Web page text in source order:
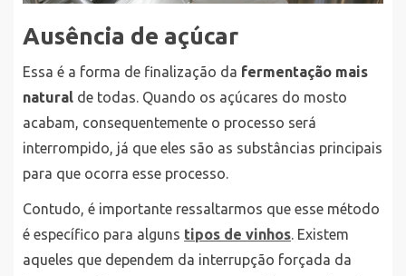
Ausência de açúcar
Essa é a forma de finalização da fermentação mais
natural de todas. Quando os açúcares do mosto
acabam, consequentemente o processo será
interrompido, já que eles são as substâncias principais
para que ocorra esse processo.
Contudo, é importante ressaltarmos que esse método
é específico para alguns tipos de vinhos. Existem
aqueles que dependem da interrupção forçada da